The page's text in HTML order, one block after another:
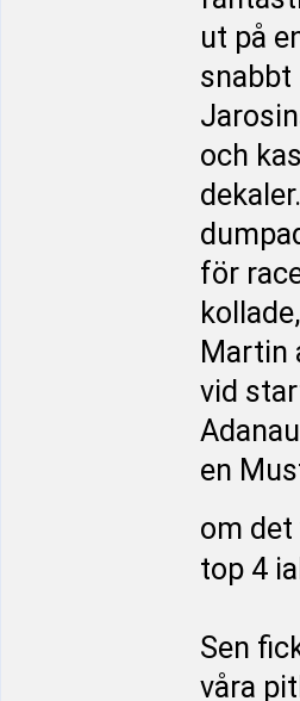
ut på
snabbt
och
för
Martin
vid
en
om
top 4
Sen
våra